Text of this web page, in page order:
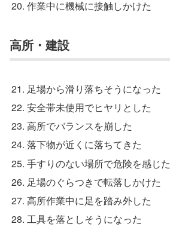
作業中に機械に接触しかけた
高所・建設
足場から滑り落ちそうになった
安全帯未使用でヒヤリとした
高所でバランスを崩した
落下物が近くに落ちてきた
手すりのない場所で危険を感じた
足場のぐらつきで転落しかけた
高所作業中に足を踏み外した
工具を落としそうになった